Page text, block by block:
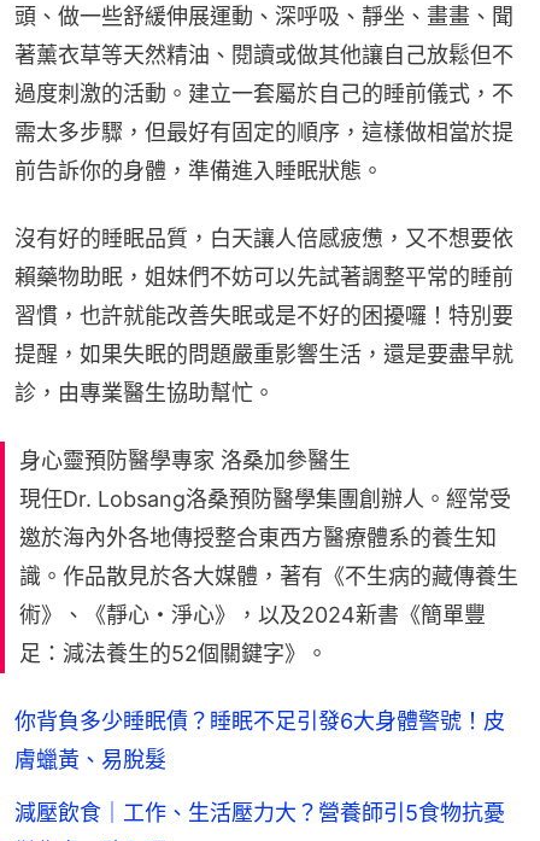
頭、做一些舒緩伸展運動、深呼吸、靜坐、畫畫、聞
著薰衣草等天然精油、閱讀或做其他讓自己放鬆但不
過度刺激的活動。建立一套屬於自己的睡前儀式，不
需太多步驟，但最好有固定的順序，這樣做相當於提
前告訴你的身體，準備進入睡眠狀態。
沒有好的睡眠品質，白天讓人倍感疲憊，又不想要依
賴藥物助眠，姐妹們不妨可以先試著調整平常的睡前
習慣，也許就能改善失眠或是不好的困擾囉！特別要
提醒，如果失眠的問題嚴重影響生活，還是要盡早就
診，由專業醫生協助幫忙。
身心靈預防醫學專家 洛桑加參醫生
現任Dr. Lobsang洛桑預防醫學集團創辦人。經常受
邀於海內外各地傳授整合東西方醫療體系的養生知
識。作品散見於各大媒體，著有《不生病的藏傳養生
術》、《靜心・淨心》，以及2024新書《簡單豐
足：減法養生的52個關鍵字》。
你背負多少睡眠債？睡眠不足引發6大身體警號！皮
膚蠟黃、易脫髮
減壓飲食｜工作、生活壓力大？營養師引5食物抗憂